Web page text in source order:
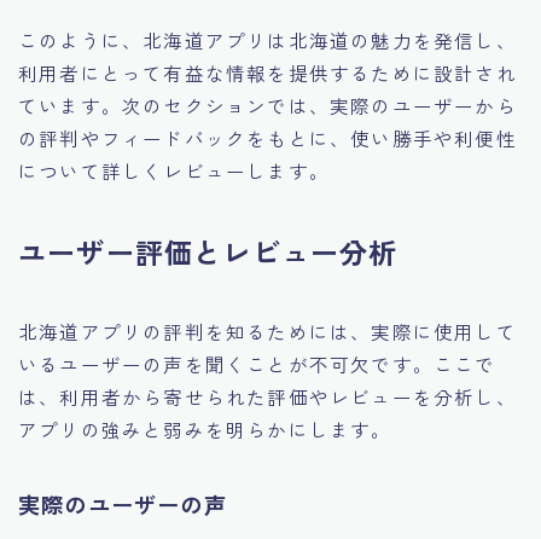
このように、北海道アプリは北海道の魅力を発信し、
利用者にとって有益な情報を提供するために設計され
ています。次のセクションでは、実際のユーザーから
の評判やフィードバックをもとに、使い勝手や利便性
について詳しくレビューします。
ユーザー評価とレビュー分析
北海道アプリの評判を知るためには、実際に使用して
いるユーザーの声を聞くことが不可欠です。ここで
は、利用者から寄せられた評価やレビューを分析し、
アプリの強みと弱みを明らかにします。
実際のユーザーの声